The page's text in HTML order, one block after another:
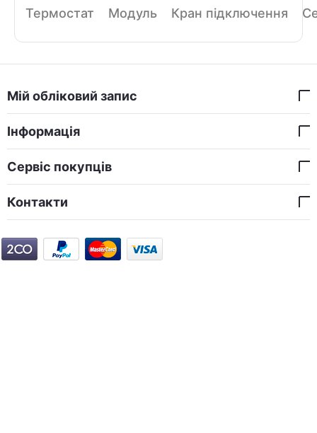
Термостат Модуль Кран підключення
Мій обліковий запис
Інформація
Сервіс покупців
Контакти